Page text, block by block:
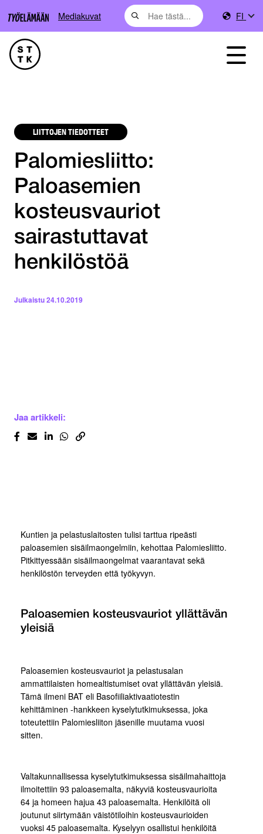
Mediakuvat FI
LIITTOJEN TIEDOTTEET
Palomiesliitto:
Paloasemien
kosteusvauriot
sairastuttavat
henkilöstöä
Julkaistu24.10.2019
Jaa artikkeli:
Kuntien ja pelastuslaitosten tulisi tarttua ripeästi
paloasemien sisäilmaongelmiin, kehottaa Palomiesliitto.
Pitkittyessään sisäilmaongelmat vaarantavat sekä
henkilöstön terveyden että työkyvyn.
Paloasemien kosteusvauriot yllättävän
yleisiä
Paloasemien kosteusvauriot ja pelastusalan
ammattilaisten homealtistumiset ovat yllättävän yleisiä.
Tämä ilmeni BAT eli Basofiiliaktivaatiotestin
kehittäminen -hankkeen kyselytutkimuksessa, joka
toteutettiin Palomiesliiton jäsenille muutama vuosi
sitten.
Valtakunnallisessa kyselytutkimuksessa sisäilmahaittoja
ilmoitettiin 93 paloasemalta, näkyviä kosteusvaurioita
64 ja homeen hajua 43 paloasemalta. Henkilöitä oli
joutunut siirtymään väistötiloihin kosteusvaurioiden
vuoksi 45 paloasemalta. Kyselyyn osallistui henkilöitä